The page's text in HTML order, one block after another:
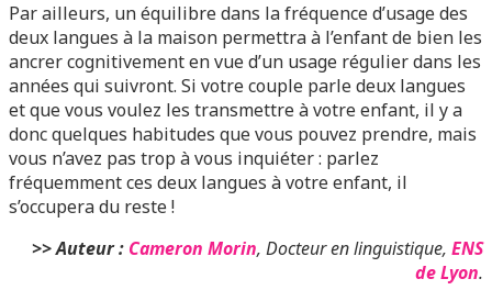
Par ailleurs, un équilibre dans la fréquence d’usage des
deux langues à la maison permettra à l’enfant de bien les
ancrer cognitivement en vue d’un usage régulier dans les
années qui suivront. Si votre couple parle deux langues
et que vous voulez les transmettre à votre enfant, il y a
donc quelques habitudes que vous pouvez prendre, mais
vous n’avez pas trop à vous inquiéter : parlez
fréquemment ces deux langues à votre enfant, il
s’occupera du reste !
>> Auteur : Cameron Morin, Docteur en linguistique, ENS
de Lyon.